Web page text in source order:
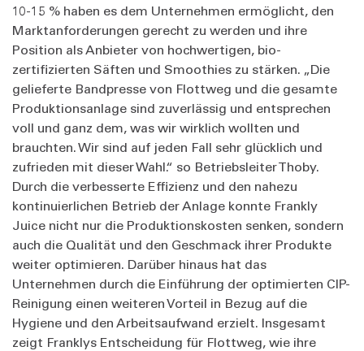
10-15 % haben es dem Unternehmen ermöglicht, den
Marktanforderungen gerecht zu werden und ihre
Position als Anbieter von hochwertigen, bio-
zertifizierten Säften und Smoothies zu stärken. „Die
gelieferte Bandpresse von Flottweg und die gesamte
Produktionsanlage sind zuverlässig und entsprechen
voll und ganz dem, was wir wirklich wollten und
brauchten. Wir sind auf jeden Fall sehr glücklich und
zufrieden mit dieser Wahl.“ so Betriebsleiter Thoby.
Durch die verbesserte Effizienz und den nahezu
kontinuierlichen Betrieb der Anlage konnte Frankly
Juice nicht nur die Produktionskosten senken, sondern
auch die Qualität und den Geschmack ihrer Produkte
weiter optimieren. Darüber hinaus hat das
Unternehmen durch die Einführung der optimierten CIP-
Reinigung einen weiteren Vorteil in Bezug auf die
Hygiene und den Arbeitsaufwand erzielt. Insgesamt
zeigt Franklys Entscheidung für Flottweg, wie ihre